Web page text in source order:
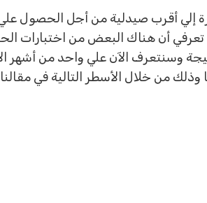
إلي أقرب صيدلية من أجل الحصول
تعرفي أن هناك البعض من اختبارات
وسنتعرف الآن علي واحد من أشهر
وذلك من خلال الأسطر التالية في